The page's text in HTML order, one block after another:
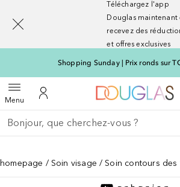
Téléchargez l'app
Douglas maintenant
recevez des
et offres exclusives
Shopping Sunday | Prix ronds sur
MenuOuvrir le menuVers Mon Compte
Retourner
Effectuer la recherche
homepage Soin visage Soin contours des
[navigation.slideout.screenreader]